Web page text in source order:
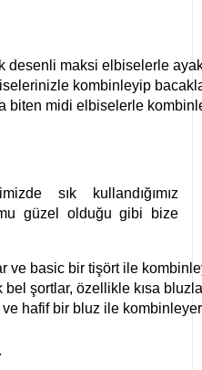
desenli maksi elbiselerle
kombinleyip
biten midi elbiselerle
sık kullandığımız
güzel olduğu gibi bize
ve basic bir tişört ile
bel şortlar, özellikle kısa
hafif bir bluz ile